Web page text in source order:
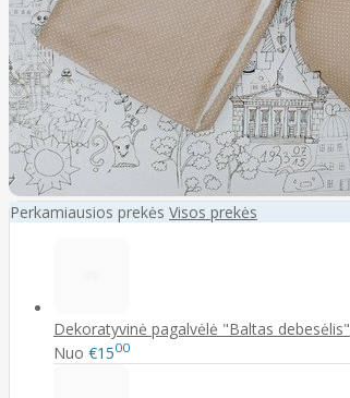
Perkamiausios prekės Visos prekės
Dekoratyvinė pagalvėlė "Baltas debesėlis"
Nuo €1500